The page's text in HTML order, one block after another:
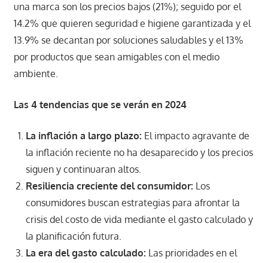
una marca son los precios bajos (21%); seguido por el
14.2% que quieren seguridad e higiene garantizada y el
13.9% se decantan por soluciones saludables y el 13%
por productos que sean amigables con el medio
ambiente.
Las 4 tendencias que se verán en 2024
La inflación a largo plazo: El impacto agravante de
la inflación reciente no ha desaparecido y los precios
siguen y continuaran altos.
Resiliencia creciente del consumidor: Los
consumidores buscan estrategias para afrontar la
crisis del costo de vida mediante el gasto calculado y
la planificación futura.
La era del gasto calculado: Las prioridades en el